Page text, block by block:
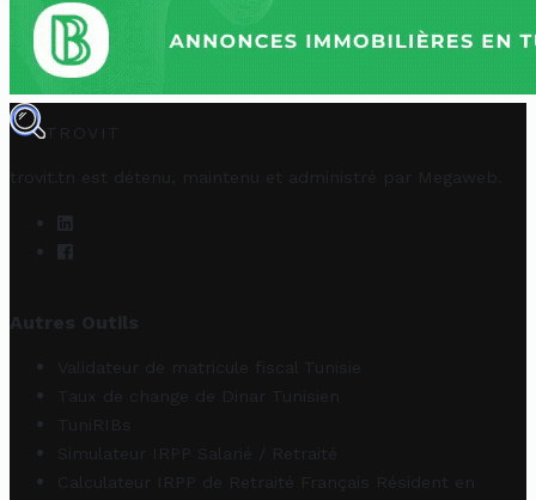
TROVIT
trovit.tn est détenu, maintenu et administré par Megaweb
Autres Outils
Validateur de matricule fiscal Tunisie
Taux de change de Dinar Tunisien
TuniRIBs
Simulateur IRPP Salarié / Retraité
Calculateur IRPP de Retraité Français Résident en